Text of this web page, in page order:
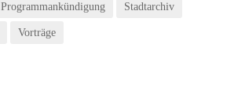
Programmankündigung Stadtarchiv
Vorträge